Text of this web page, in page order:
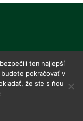
ten najlepší
pokračovať v
že ste s ňou